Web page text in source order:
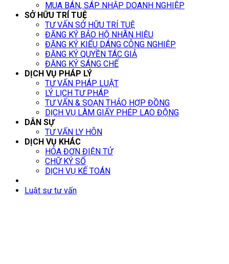
MUA BÁN, SÁP NHẬP DOANH NGHIỆP
SỞ HỮU TRÍ TUỆ
TƯ VẤN SỞ HỮU TRÍ TUỆ
ĐĂNG KÝ BẢO HỘ NHÃN HIỆU
ĐĂNG KÝ KIỂU DÁNG CÔNG NGHIỆP
ĐĂNG KÝ QUYỀN TÁC GIẢ
ĐĂNG KÝ SÁNG CHẾ
DỊCH VỤ PHÁP LÝ
TƯ VẤN PHÁP LUẬT
LÝ LỊCH TƯ PHÁP
TƯ VẤN & SOẠN THẢO HỢP ĐỒNG
DỊCH VỤ LÀM GIẤY PHÉP LAO ĐỘNG
DÂN SỰ
TƯ VẤN LY HÔN
DỊCH VỤ KHÁC
HÓA ĐƠN ĐIỆN TỬ
CHỮ KÝ SỐ
DỊCH VỤ KẾ TOÁN
Luật sư tư vấn